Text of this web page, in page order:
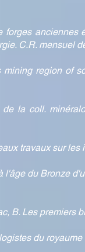
forges
C.R. mensuel
mining region of
la coll.
travaux sur
l'âge du Bronze
B. Les premiers
du